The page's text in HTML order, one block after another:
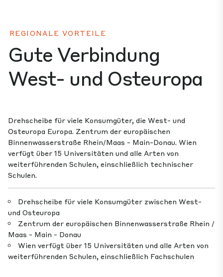
REGIONALE VORTEILE
Gute Verbindung
West- und Osteuropa
Drehscheibe für viele Konsumgüter, die West- und
Osteuropa Europa. Zentrum der europäischen
Binnenwasserstraße Rhein/Maas - Main-Donau. Wien
verfügt über 15 Universitäten und alle Arten von
weiterführenden Schulen, einschließlich technischer
Schulen.
Drehscheibe für viele Konsumgüter zwischen West-
und Osteuropa
Zentrum der europäischen Binnenwasserstraße Rhein /
Maas - Main - Donau
Wien verfügt über 15 Universitäten und alle Arten von
weiterführenden Schulen, einschließlich Fachschulen